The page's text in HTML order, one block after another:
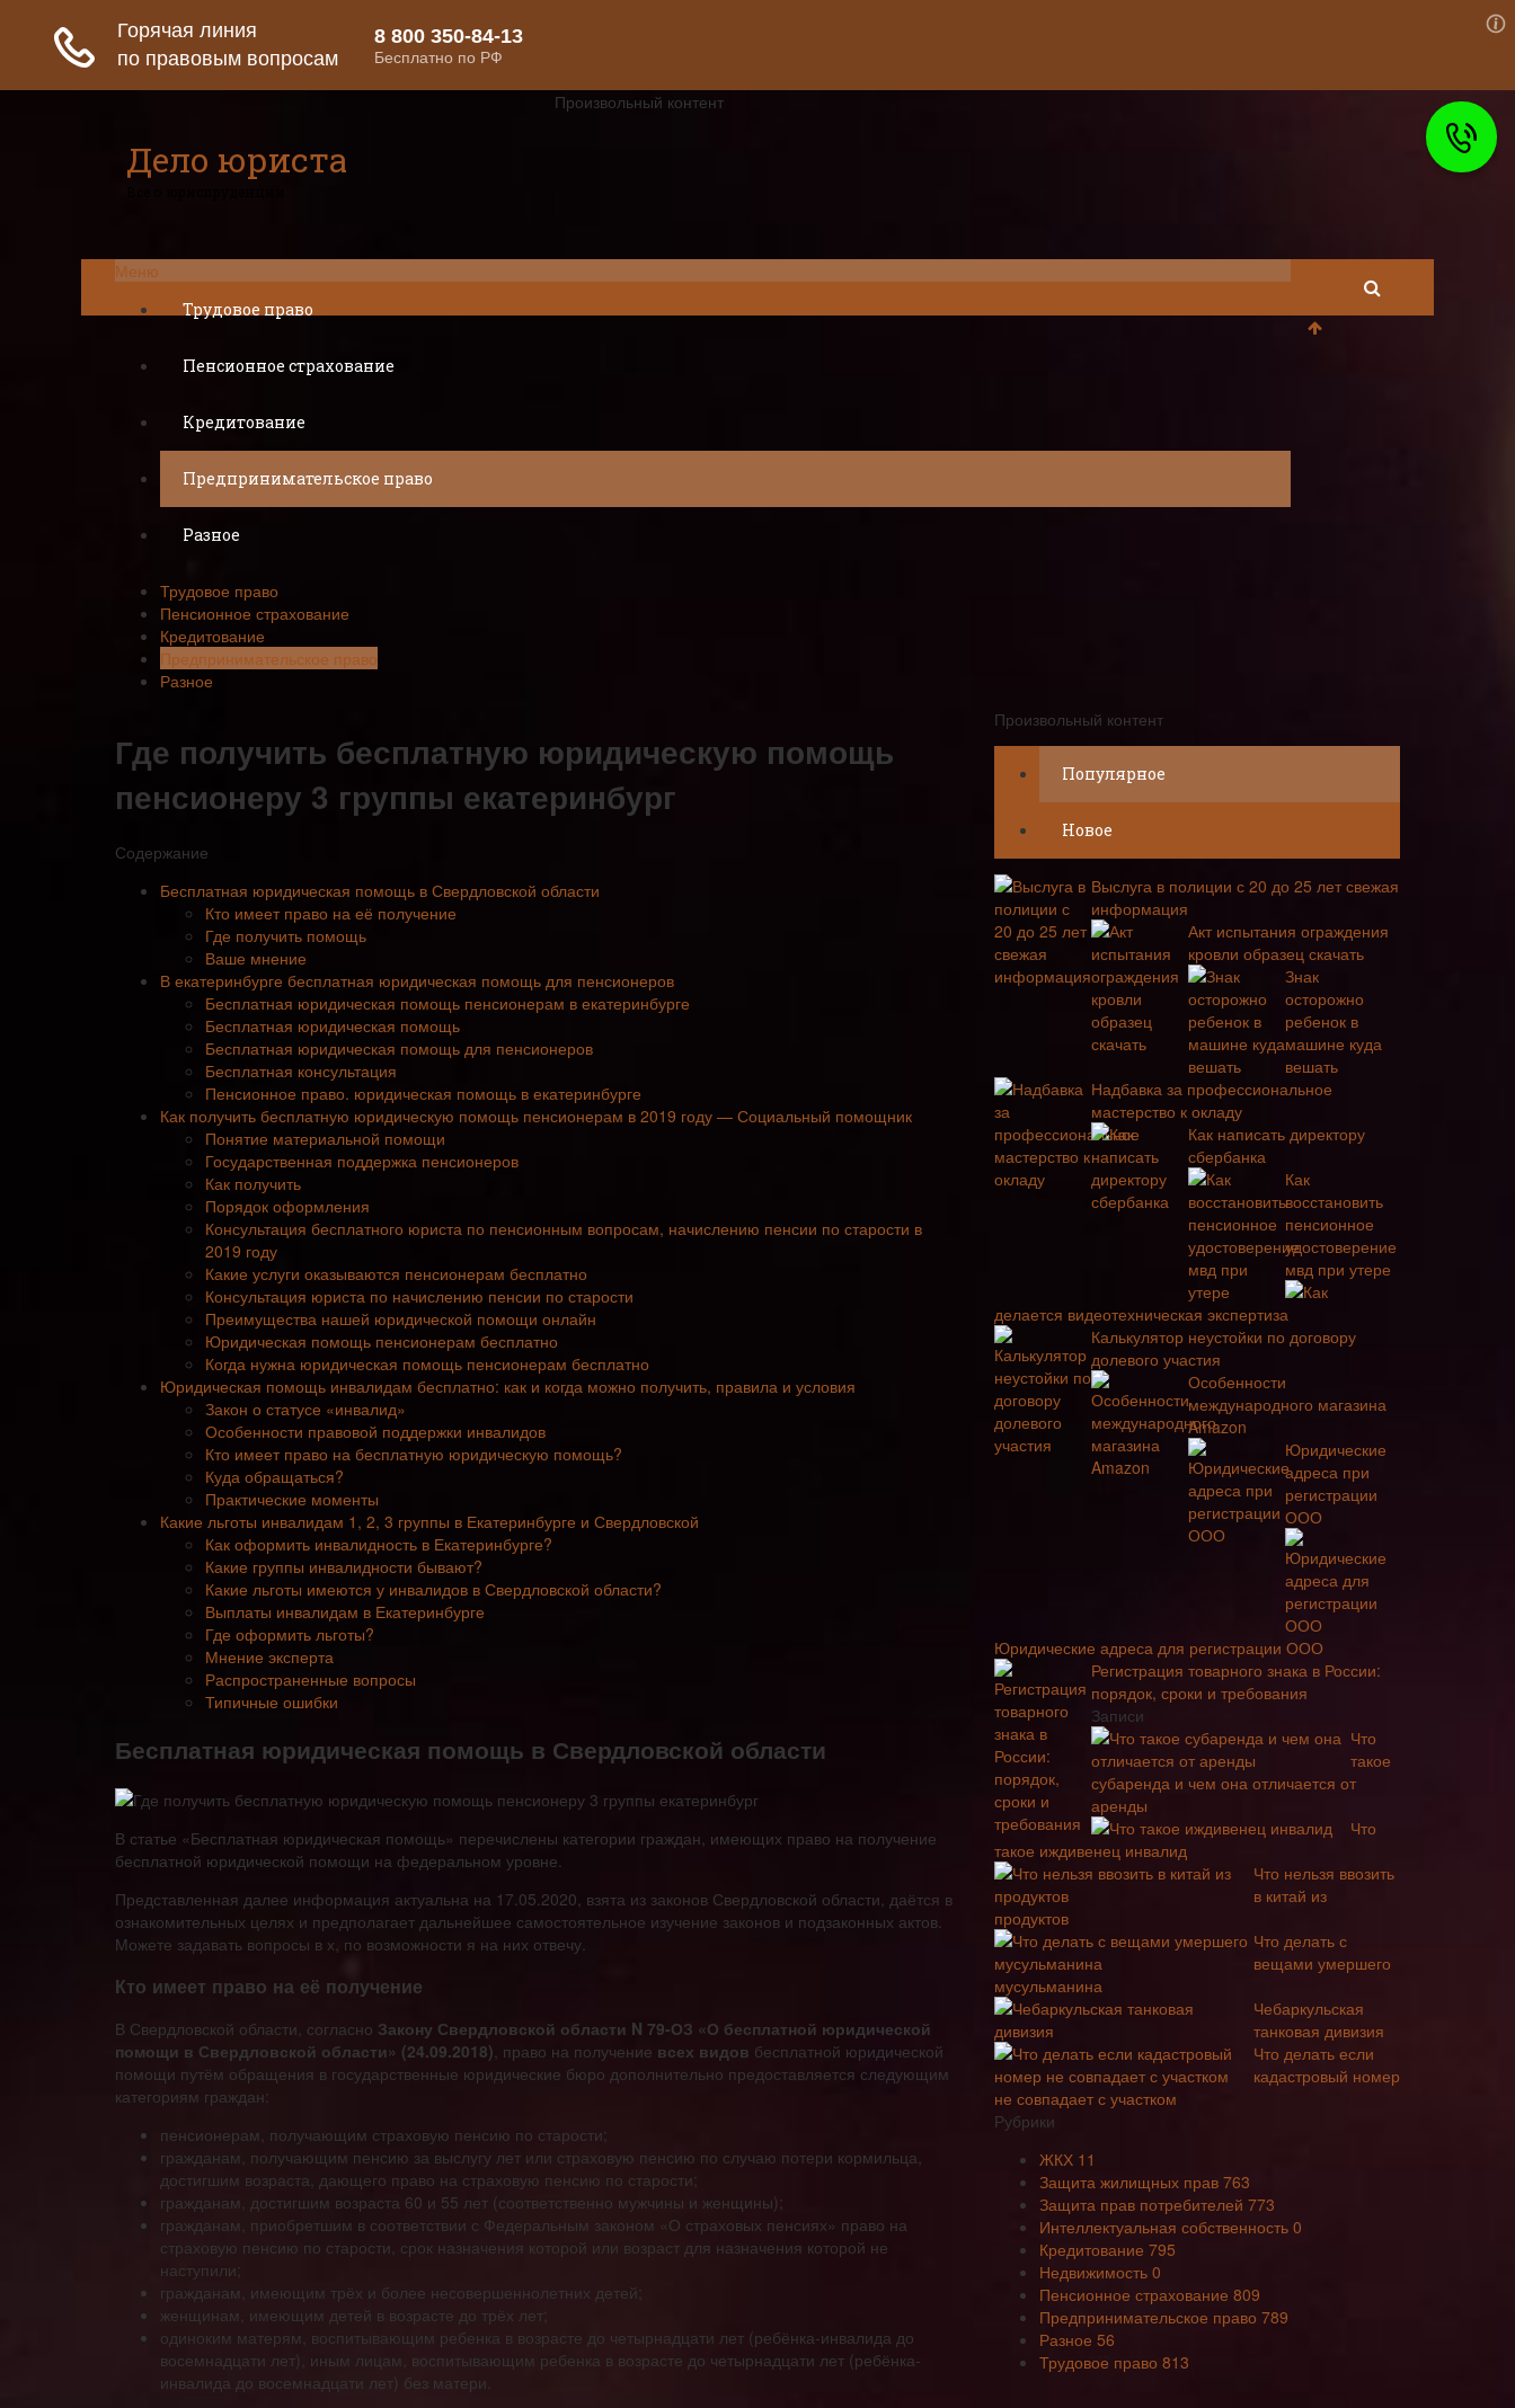
Дело юриста
Произвольный контент
Меню
Трудовое право
Пенсионное страхование
Кредитование
Предпринимательское право
Разное
Трудовое право
Пенсионное страхование
Кредитование
Предпринимательское право
Разное
Где получить бесплатную юридическую помощь
пенсионеру 3 группы екатеринбург
Содержание
Бесплатная юридическая помощь в Свердловской области
Кто имеет право на её получение
Где получить помощь
Ваше мнение
В екатеринбурге бесплатная юридическая помощь для пенсионеров
Бесплатная юридическая помощь пенсионерам в екатеринбурге
Бесплатная юридическая помощь
Бесплатная юридическая помощь для пенсионеров
Бесплатная консультация
Пенсионное право. юридическая помощь в екатеринбурге
Как получить бесплатную юридическую помощь пенсионерам в 2019 году — Социальный помощник
Понятие материальной помощи
Государственная поддержка пенсионеров
Как получить
Порядок оформления
Консультация бесплатного юриста по пенсионным вопросам, начислению пенсии по старости в
2019 году
Какие услуги оказываются пенсионерам бесплатно
Консультация юриста по начислению пенсии по старости
Преимущества нашей юридической помощи онлайн
Юридическая помощь пенсионерам бесплатно
Когда нужна юридическая помощь пенсионерам бесплатно
Юридическая помощь инвалидам бесплатно: как и когда можно получить, правила и условия
Закон о статусе «инвалид»
Особенности правовой поддержки инвалидов
Кто имеет право на бесплатную юридическую помощь?
Куда обращаться?
Практические моменты
Какие льготы инвалидам 1, 2, 3 группы в Екатеринбурге и Свердловской
Как оформить инвалидность в Екатеринбурге?
Какие группы инвалидности бывают?
Какие льготы имеются у инвалидов в Свердловской области?
Выплаты инвалидам в Екатеринбурге
Где оформить льготы?
Мнение эксперта
Распространенные вопросы
Типичные ошибки
Бесплатная юридическая помощь в Свердловской области
В статье «Бесплатная юридическая помощь» перечислены категории граждан, имеющих право на получение
бесплатной юридической помощи на федеральном уровне.
Представленная далее информация актуальна на 17.05.2020, взята из законов Свердловской области, даётся в
ознакомительных целях и предполагает дальнейшее самостоятельное изучение законов и подзаконных актов.
Можете задавать вопросы в х, по возможности я на них отвечу.
Кто имеет право на её получение
В Свердловской области, согласно Закону Свердловской области N 79-ОЗ «О бесплатной юридической
помощи в Свердловской области» (24.09.2018), право на получение всех видов бесплатной юридической
помощи путём обращения в государственные юридические бюро дополнительно предоставляется следующим
категориям граждан:
пенсионерам, получающим страховую пенсию по старости;
гражданам, получающим пенсию за выслугу лет или страховую пенсию по случаю потери кормильца,
достигшим возраста, дающего право на страховую пенсию по старости;
гражданам, достигшим возраста 60 и 55 лет (соответственно мужчины и женщины);
гражданам, приобретшим в соответствии с Федеральным законом «О страховых пенсиях» право на
страховую пенсию по старости, срок назначения которой или возраст для назначения которой не
наступили;
гражданам, имеющим трёх и более несовершеннолетних детей;
женщинам, имеющим детей в возрасте до трёх лет;
одиноким матерям, воспитывающим ребенка в возрасте до четырнадцати лет (ребёнка-инвалида до
восемнадцати лет), иным лицам, воспитывающим ребенка в возрасте до четырнадцати лет (ребёнка-
инвалида до восемнадцати лет) без матери.
Произвольный контент
Популярное
Новое
Выслуга в полиции с 20 до 25 лет свежая
информация
Акт испытания ограждения
кровли образец скачать
Знак
осторожно
ребенок в
машине куда
вешать
Надбавка за профессиональное
мастерство к окладу
Как написать директору
сбербанка
Как
восстановить
пенсионное
удостоверение
мвд при утере
Как
делается видеотехническая экспертиза
Калькулятор неустойки по договору
долевого участия
Особенности
международного магазина
Amazon
Юридические
адреса при
регистрации
ООО
Юридические адреса для регистрации ООО
Регистрация товарного знака в России:
порядок, сроки и требования
Записи
Что
такое
субаренда и чем она отличается от
аренды
Что
такое иждивенец инвалид
Что нельзя ввозить
в китай из
продуктов
Что делать с
вещами умершего
мусульманина
Чебаркульская
танковая дивизия
Что делать если
кадастровый номер
не совпадает с участком
Рубрики
ЖКХ 11
Защита жилищных прав 763
Защита прав потребителей 773
Интеллектуальная собственность 0
Кредитование 795
Недвижимость 0
Пенсионное страхование 809
Предпринимательское право 789
Разное 56
Трудовое право 813